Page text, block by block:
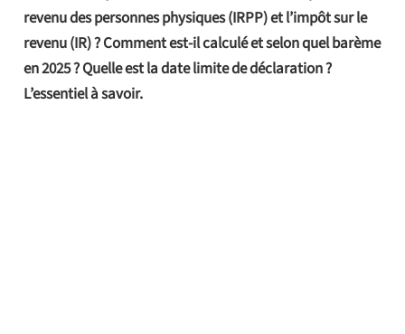
revenu des personnes physiques (IRPP) et l’impôt sur le
revenu (IR) ? Comment est-il calculé et selon quel barème
en 2025 ? Quelle est la date limite de déclaration ?
L’essentiel à savoir.